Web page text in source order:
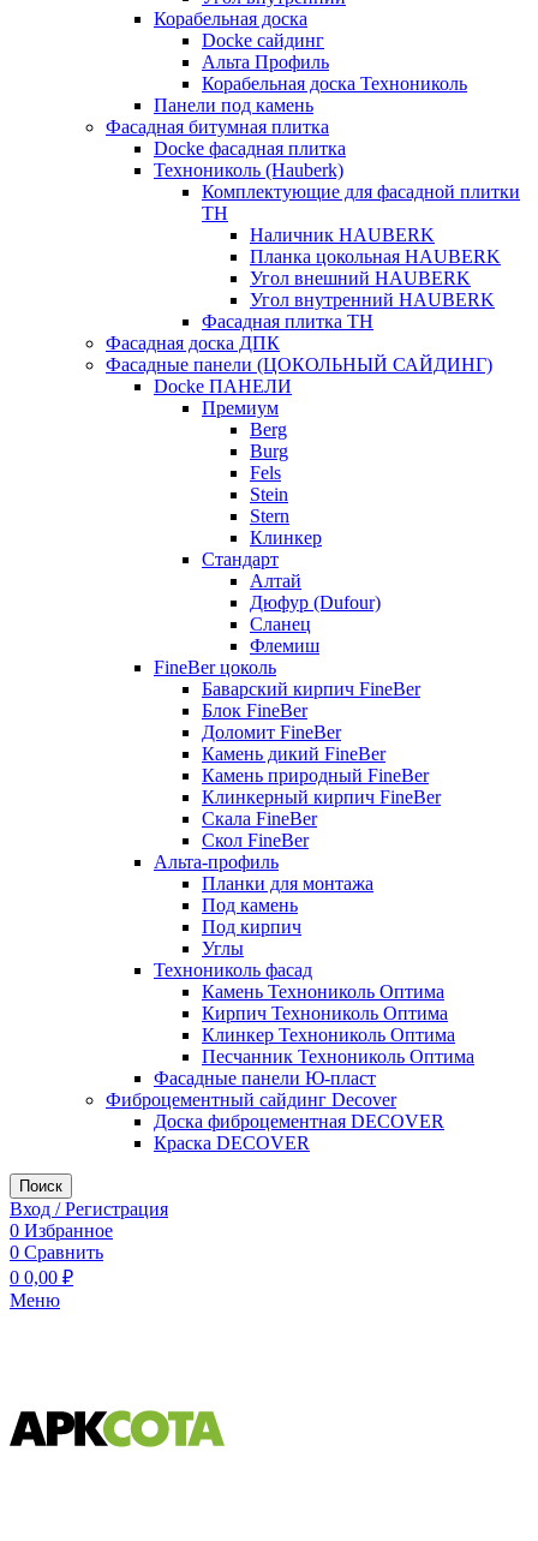
Корабельная доска
Docke сайдинг
Альта Профиль
Корабельная доска Технониколь
Панели под камень
Фасадная битумная плитка
Docke фасадная плитка
Технониколь (Hauberk)
Комплектующие для фасадной плитки
ТН
Наличник HAUBERK
Планка цокольная HAUBERK
Угол внешний HAUBERK
Угол внутренний HAUBERK
Фасадная плитка ТН
Фасадная доска ДПК
Фасадные панели (ЦОКОЛЬНЫЙ САЙДИНГ)
Docke ПАНЕЛИ
Премиум
Berg
Burg
Fels
Stein
Stern
Клинкер
Стандарт
Алтай
Дюфур (Dufour)
Сланец
Флемиш
FineBer цоколь
Баварский кирпич FineBer
Блок FineBer
Доломит FineBer
Камень дикий FineBer
Камень природный FineBer
Клинкерный кирпич FineBer
Скала FineBer
Скол FineBer
Альта-профиль
Планки для монтажа
Под камень
Под кирпич
Углы
Технониколь фасад
Камень Технониколь Оптима
Кирпич Технониколь Оптима
Клинкер Технониколь Оптима
Песчанник Технониколь Оптима
Фасадные панели Ю-пласт
Фиброцементный сайдинг Decover
Доска фиброцементная DECOVER
Краска DECOVER
Поиск
Вход / Регистрация
0 Избранное
0 Сравнить
0 0,00 ₽
Меню